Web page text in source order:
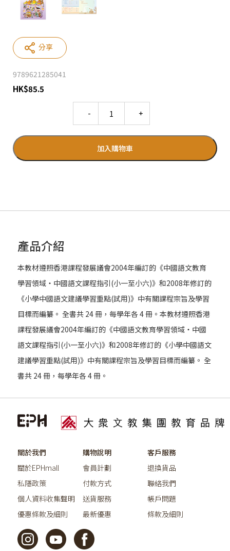
9789621285041
HK$85.5
加入購物車
分享
產品介紹
本教材遵照香港課程發展議會2004年編訂的《中國語文教育
學習領域‧中國語文課程指引(小一至小六)》和2008年修訂的
《小學中國語文建議學習重點(試用)》中有關課程宗旨及學習
目標而編纂。 全書共 24 冊，每學年各 4 冊。本教材遵照香港
課程發展議會2004年編訂的《中國語文教育學習領域‧中國
語文課程指引(小一至小六)》和2008年修訂的《小學中國語文
建議學習重點(試用)》中有關課程宗旨及學習目標而編纂。 全
書共 24 冊，每學年各 4 冊。
關於我們
關於EPHmall
私隱政策
個人資料收集聲明
優惠條款及細則
購物說明
會員計劃
付款方式
送貨服務
最新優惠
客戶服務
退換貨品
聯絡我們
帳戶問題
條款及細則